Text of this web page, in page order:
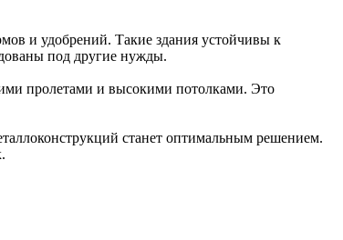
и удобрений. Такие здания устойчивы к
под другие нужды.
пролетами и высокими потолками. Это
станет оптимальным решением.